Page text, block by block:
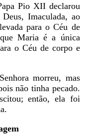
Pio XII declarou
Imaculada, ao
para o Céu de
Maria é a única
o Céu de corpo e
morreu, mas
não tinha pecado.
então, ela foi